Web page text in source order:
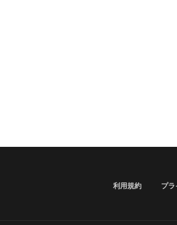
利用規約 プ